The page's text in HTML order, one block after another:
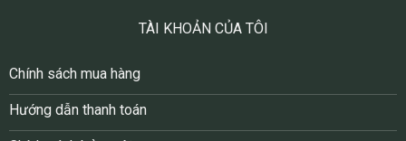
TÀI KHOẢN CỦA TÔI
Chính sách mua hàng
Hướng dẫn thanh toán